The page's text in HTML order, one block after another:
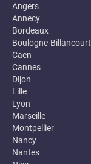
Angers
Annecy
Bordeaux
Boulogne-Billancourt
Caen
Cannes
Dijon
Lille
Lyon
Marseille
Montpellier
Nancy
Nantes